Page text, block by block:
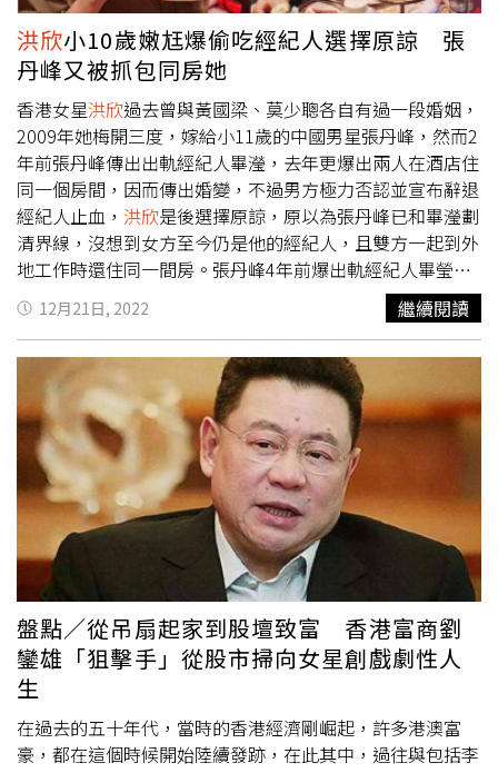
人開銷至少10餘萬元，專案小組嚴密 蒐證後，由檢察官劉
俊儀、江怡萱、施怡安以及廉政署南部地區調查組派駐檢察
官吳韶芹、洪欣昇、黃昭翰協同辦案，向法院聲請核發搜索
票獲准。昨天執行搜索並傳訊相關證人到案，經分析勾稽掌
握具體事證，承辦檢察官歐陽正宇昨晚訊問後，認為古男罪
嫌重大，涉嫌利用職務上機會詐取財物、偽造文書等罪嫌重
大，且有勾串滅證之虞，向法院聲請羈押禁見獲准。
洪欣小10歲嫩尪爆偷吃經紀人選擇原諒 張
丹峰又被抓包同房她
香港女星洪欣過去曾與黃國梁、莫少聰各自有過一段婚姻，
2009年她梅開三度，嫁給小11歲的中國男星張丹峰，然而2
年前張丹峰傳出出軌經紀人畢瀅，去年更爆出兩人在酒店住
同一個房間，因而傳出婚變，不過男方極力否認並宣布辭退
經紀人止血， 洪欣是後選擇原諒，原以為張丹峰已和畢瀅劃
清界線，沒想到女方至今仍是他的經紀人，且雙方一起到外
地工作時還住同一間房。張丹峰4年前爆出軌經紀人畢瑩
（紅圈者），洪欣
（左圖）當時選擇原諒老公。（圖／翻攝
自推理君江小宴微博、張丹峰工作室微博）張丹峰先前被爆
出與經紀人畢瀅關係不尋常，當時洪欣選擇力挺老公，想不
到被「第一狗仔」卓偉打臉，直接曝光張丹峰2018年和畢
瀅的同房密照，不僅被抓包進出房間後褲子變得不一樣，畢
瀅甚至穿著睡袍開門收快遞包裹，2人待在飯店房間長達7個
小時，引發外界遐想，當時洪欣雖然氣到刪光所有夫妻合
照，但最後仍選擇相信老公，「都知道經紀人和老公的所有
事情」。張丹峰月初直播帶貨，當時給廠商的收款帳戶人竟
是畢瑩。（圖／翻攝自推理君江小宴微博）如今中國狗仔
「推理君江小宴」又披露，張丹峰目前的經紀人仍是畢瀅，
張丹峰在12月初接了一檔直播帶貨，當時和廠商對接的經紀
人「萌萌」給的收款帳戶名稱就是「畢瀅」，直接打臉張丹
峰先前辭退畢瀅的說法。洪欣（左）11月24日才在微博分
享和張丹峰（右）、女兒去看大兒子張鎬濂畢業公演。（圖
／翻攝自
她要求廠商提供她和張丹峰下塌同一間套房，原本廠商幫兩
人訂了兩間房，但畢瀅以房間不是套房為由，要求廠商退
12月21日, 2022 繼續閱讀
盤點／從吊扇起家到股壇致富 香港富商劉
鑾雄「狙擊手」從股市掃向女星創戲劇性人
生
在過去的五十年代，當時的香港經濟剛崛起，許多港澳富
豪，都在這個時候開始陸續發跡，在此其中，過往與包括李